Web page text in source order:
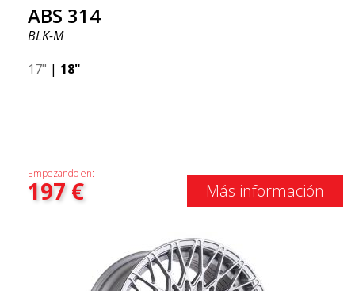
ABS 314
BLK-M
17" | 18"
Empezando en:
197€ Más información